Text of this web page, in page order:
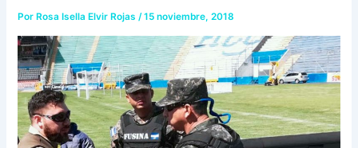
Por Rosa Isella Elvir Rojas/15 noviembre, 2018